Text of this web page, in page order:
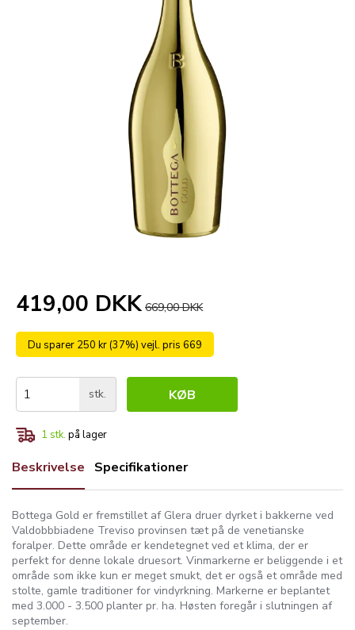
419,00 DKK 669,00 DKK
Du sparer 250 kr (37%) vejl. pris 669
stk. KØB
1 stk. på lager
Beskrivelse Specifikationer
Bottega Gold er fremstillet af Glera druer dyrket i bakkerne ved
Valdobbbiadene Treviso provinsen tæt på de venetianske
foralper. Dette område er kendetegnet ved et klima, der er
perfekt for denne lokale druesort. Vinmarkerne er beliggende i et
område som ikke kun er meget smukt, det er også et område med
stolte, gamle traditioner for vindyrkning. Markerne er beplantet
med 3.000 - 3.500 planter pr. ha. Høsten foregår i slutningen af
september.